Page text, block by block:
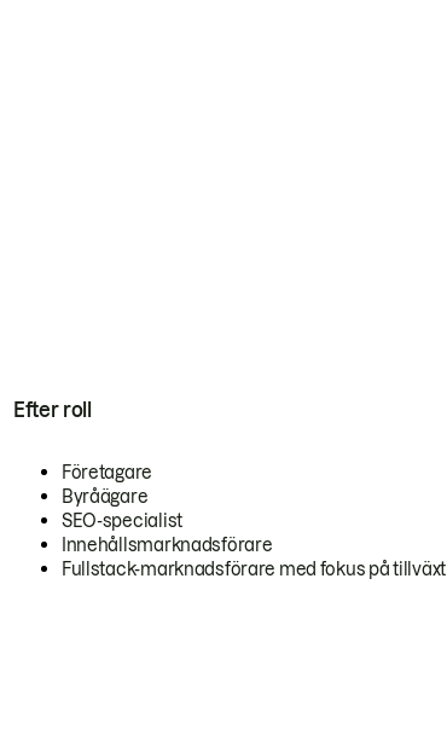
Efter roll
Företagare
Byråägare
SEO-specialist
Innehållsmarknadsförare
Fullstack-marknadsförare med fokus på tillväxt